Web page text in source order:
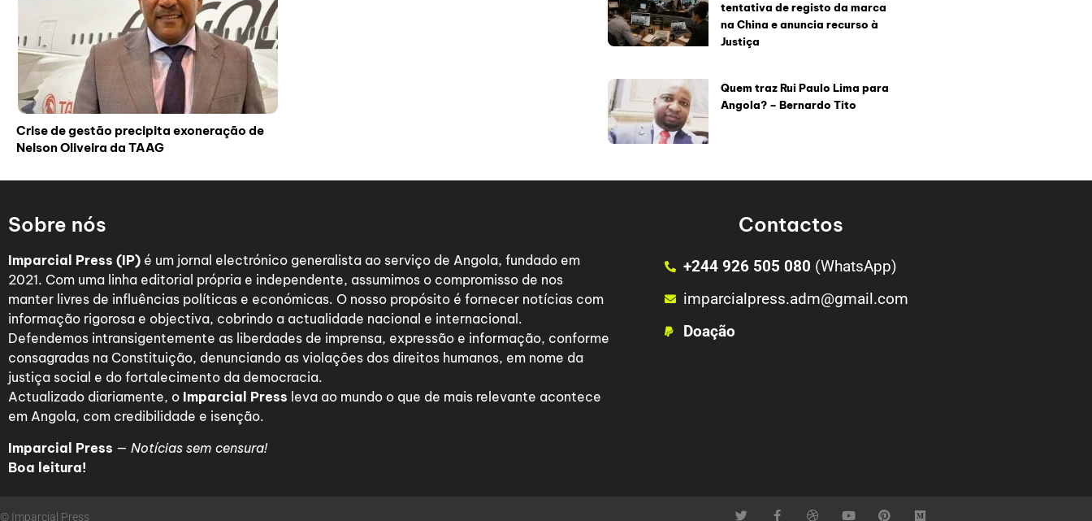
Crise de gestão precipita exoneração de
Nelson Oliveira da TAAG
tentativa de registo da marca
na China e anuncia recurso à
Justiça
Quem traz Rui Paulo Lima para
Angola? – Bernardo Tito
Sobre nós
Imparcial Press (IP) é um jornal electrónico generalista ao serviço de Angola, fundado em
2021. Com uma linha editorial própria e independente, assumimos o compromisso de nos
manter livres de influências políticas e económicas. O nosso propósito é fornecer notícias com
informação rigorosa e objectiva, cobrindo a actualidade nacional e internacional.
Defendemos intransigentemente as liberdades de imprensa, expressão e informação, conforme
consagradas na Constituição, denunciando as violações dos direitos humanos, em nome da
justiça social e do fortalecimento da democracia.
Actualizado diariamente, o Imparcial Press leva ao mundo o que de mais relevante acontece
em Angola, com credibilidade e isenção.
Imparcial Press — Notícias sem censura!
Boa leitura!
Contactos
+244 926 505 080 (WhatsApp)
imparcialpress.adm@gmail.com
Doação
© Imparcial Press